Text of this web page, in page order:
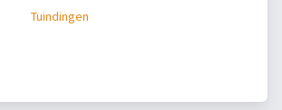
Tuindingen